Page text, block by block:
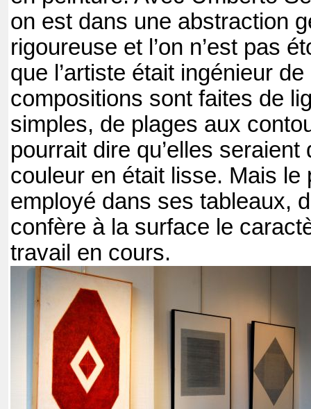
on est dans une abstraction
rigoureuse et l’on n’est pas
que l’artiste était ingénieur
compositions sont faites de
simples, de plages aux
pourrait dire qu’elles
couleur en était lisse. Mais
employé dans ses tableaux,
confère à la surface le
travail en cours.